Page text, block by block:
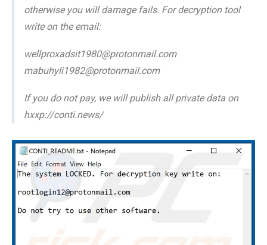
otherwise you will damage fails. For decryption tool
write on the email:
wellproxadsit1980@protonmail.com
mabuhyli1982@protonmail.com
If you do not pay, we will publish all private data on
hxxp://conti.news/